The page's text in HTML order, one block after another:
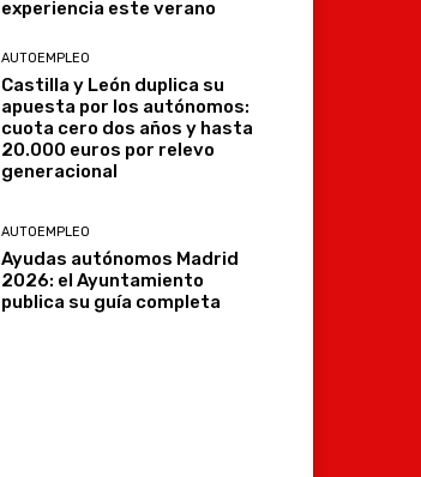
experiencia este verano
AUTOEMPLEO
Castilla y León duplica su
apuesta por los autónomos:
cuota cero dos años y hasta
20.000 euros por relevo
generacional
AUTOEMPLEO
Ayudas autónomos Madrid
2026: el Ayuntamiento
publica su guía completa